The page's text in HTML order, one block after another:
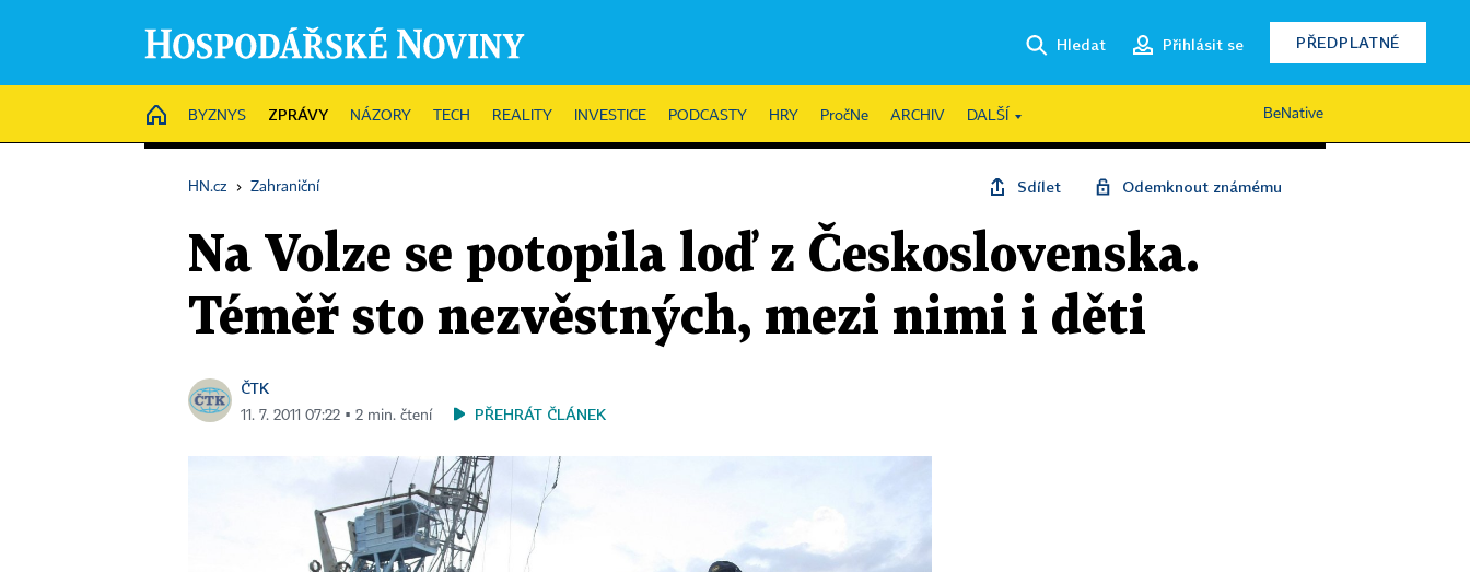
Hledat Přihlásit se PŘEDPLATNÉ
HOME
BYZNYS ZPRÁVY NÁZORY TECH REALITY INVESTICE PODCASTY HRY PročNe ARCHIV DALŠÍ BeNative
HN.cz › Zahraniční Sdílet Odemknout známému
Na Volze se potopila loď z Československa.
Téměř sto nezvěstných, mezi nimi i děti
ČTK
11. 7. 2011 07:22 ▪ 2 min. čtení PŘEHRÁT ČLÁNEK